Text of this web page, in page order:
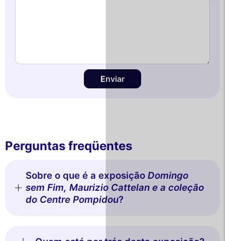
Enviar
Perguntas freqüentes
Sobre o que é a exposiçãoDomingo
sem Fim, Maurizio Cattelan e a coleção
do Centre Pompidou?